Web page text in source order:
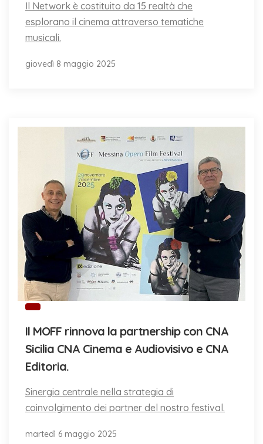
Il Network è costituito da 15 realtà che
esplorano il cinema attraverso tematiche
musicali.
giovedì 8 maggio 2025
Il MOFF rinnova la partnership con CNA
Sicilia CNA Cinema e Audiovisivo e CNA
Editoria.
Sinergia centrale nella strategia di
coinvolgimento dei partner del nostro festival.
martedì 6 maggio 2025